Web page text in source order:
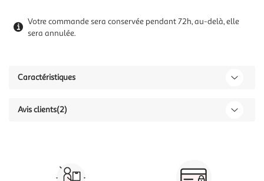
Votre commande sera conservée pendant 72h, au-delà, elle
sera annulée.
Caractéristiques
Avis clients(2)